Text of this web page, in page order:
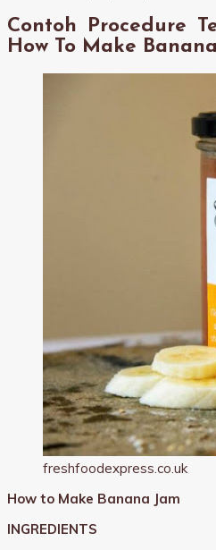
Contoh Procedure
How To Make
freshfoodexpress.co.uk
How to Make Banana Jam
INGREDIENTS